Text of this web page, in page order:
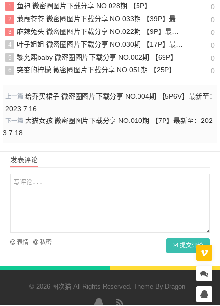
1 鱼神 微密圈图片下载分享 NO.028期 【5P】 0
2 蒹葭苍苍 微密圈图片下载分享 NO.033期 【39P】最新至：2024.9.2 0
3 麻辣兔头 微密圈图片下载分享 NO.022期 【9P】最新至：2023.8.21 0
4 叶子姐姐 微密圈图片下载分享 NO.030期 【17P】最新至：2024.9.6 0
5 黎允熙baby 微密圈图片下载分享 NO.002期 【69P】 0
6 突变的柠檬 微密圈图片下载分享 NO.051期 【25P】最新至：2024.9.8 0
上一篇 给乔买裙子 微密圈图片下载分享 NO.004期 【5P6V】最新至：
2023.7.16
下一篇 大猫女孩 微密圈图片下载分享 NO.010期 【7P】最新至：202
3.7.18
发表评论
表情 私密 提交评论
© 2026 图次猫 All Rights Reserved. Theme By Dragon